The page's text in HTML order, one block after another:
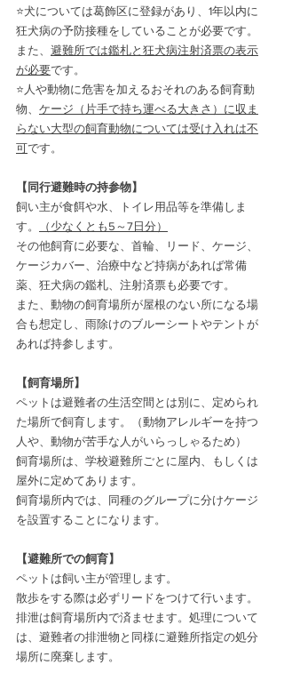
⭐犬については葛飾区に登録があり、1年以内に
狂犬病の予防接種をしていることが必要です。
また、 避難所では鑑札と狂犬病注射済票の表示
が必要です。
⭐人や動物に危害を加えるおそれのある飼育動
物、 ケージ（片手で持ち運べる大きさ）に収ま
らない大型の飼育動物については受け入れは不
可です。
【同行避難時の持参物】
飼い主が食餌や水、トイレ用品等を準備しま
す。
（少なくとも5～7日分）
その他飼育に必要な、首輪、リード、ケージ、
ケージカバー、治療中など持病があれば常備
薬、狂犬病の鑑札、注射済票も必要です。
また、動物の飼育場所が屋根のない所になる場
合も想定し、雨除けのブルーシートやテントが
あれば持参します。
【飼育場所】
ペットは避難者の生活空間とは別に、定められ
た場所で飼育します。（動物アレルギーを持つ
人や、動物が苦手な人がいらっしゃるため）
飼育場所は、学校避難所ごとに屋内、もしくは
屋外に定めてあります。
飼育場所内では、同種のグループに分けケージ
を設置することになります。
【避難所での飼育】
ペットは飼い主が管理します。
散歩をする際は必ずリードをつけて行います。
排泄は飼育場所内で済ませます。処理について
は、避難者の排泄物と同様に避難所指定の処分
場所に廃棄します。